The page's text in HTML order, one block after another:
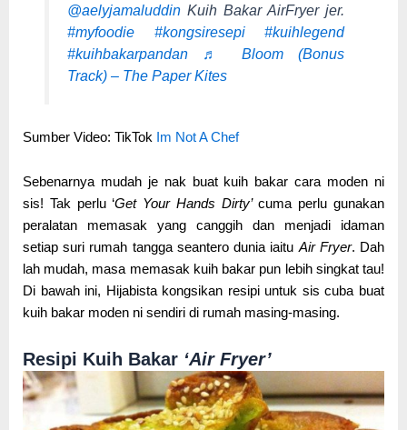
@aelyjamaluddin Kuih Bakar AirFryer jer.
#myfoodie
#kongsiresepi
#kuihlegend
#kuihbakarpandan
♬ Bloom (Bonus
Track) – The Paper Kites
Sumber Video: TikTok Im Not A Chef
Sebenarnya mudah je nak buat kuih bakar cara moden ni
sis! Tak perlu ‘Get Your Hands Dirty’cuma perlu gunakan
peralatan memasak yang canggih dan menjadi idaman
setiap suri rumah tangga seantero dunia iaituAir Fryer. Dah
lah mudah, masa memasak kuih bakar pun lebih singkat tau!
Di bawah ini, Hijabista kongsikan resipi untuk sis cuba buat
kuih bakar moden ni sendiri di rumah masing-masing.
Resipi Kuih Bakar ‘Air Fryer’